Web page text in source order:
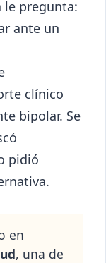
le pregunta:
ante un
clínico
bipolar. Se
pidió
en
, una de